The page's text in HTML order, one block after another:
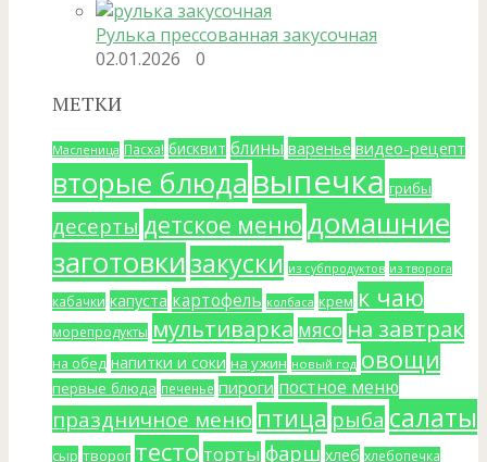
Рулька прессованная закусочная
02.01.2026
0
МЕТКИ
Масленица Пасха! бисквит блины варенье видео-рецепт
вторые блюдавыпечка грибы
десерты детское меню домашние
заготовкизакуски из субпродуктов из творога
кабачки капуста картофель колбаса крем к чаю
морепродукты мультиварка мясо на завтрак
на обед напитки и соки на ужин новый год овощи
первые блюда печенье пироги постное меню
праздничное меню птица рыба салаты
сыр творог тесто торты фарш хлеб хлебопечка